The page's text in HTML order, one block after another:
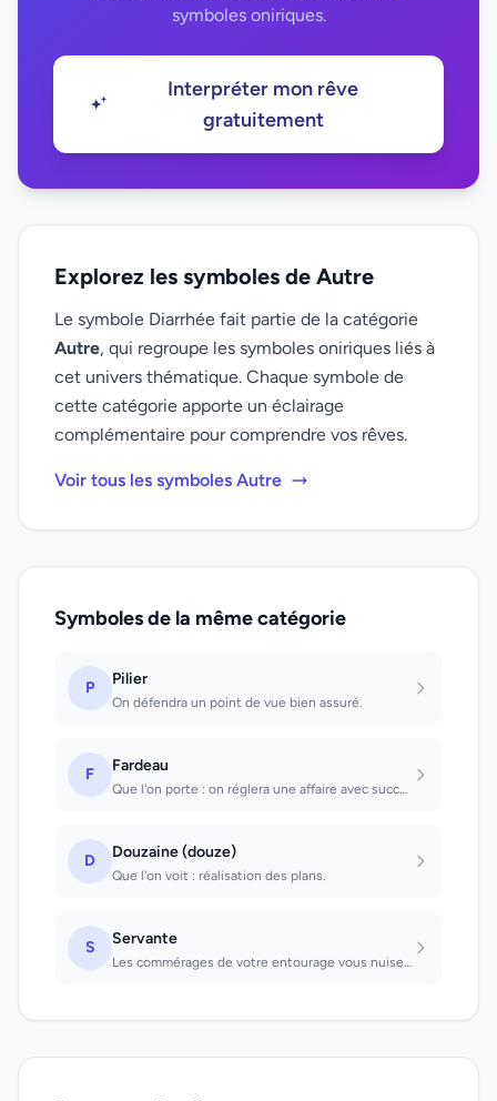
symboles oniriques.
Interpréter mon rêve
gratuitement
Explorez les symboles de Autre
Le symbole Diarrhée fait partie de la catégorie
Autre, qui regroupe les symboles oniriques liés à
cet univers thématique. Chaque symbole de
cette catégorie apporte un éclairage
complémentaire pour comprendre vos rêves.
Voir tous les symboles Autre
Symboles de la même catégorie
P Pilier
On défendra un point de vue bien assuré.
F Fardeau
Que l'on porte : on réglera une affaire avec succès. Que l'on voit des tiers por...
D Douzaine (douze)
Que l'on voit : réalisation des plans.
S Servante
Les commérages de votre entourage vous nuisent